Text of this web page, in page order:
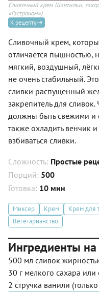
Сливочный крем Шантильи,
«Гастроном»)
К рецепту
Сливочный крем,
отличается пышностью,
мягкий, воздушный,
не очень стабильный.
сливки распущенный
закрепитель для
должны быть свежими
также охладить венчик
взбиваться сливки.
Сложность: Простые
Порций: 500
Готовка: 10 мин
Миксер Крем Крем для
Вегетарианство
Ингредиенты
500 мл сливок
30 г мелкого сахара
2 стручка ванили